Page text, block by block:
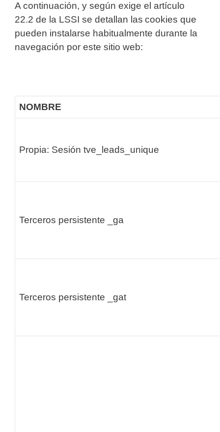
A continuación, y según exige el artículo
22.2 de la LSSI se detallan las cookies que
pueden instalarse habitualmente durante la
navegación por este sitio web:
NOMBRE
Propia: Sesión tve_leads_unique
Terceros persistente _ga
Terceros persistente _gat